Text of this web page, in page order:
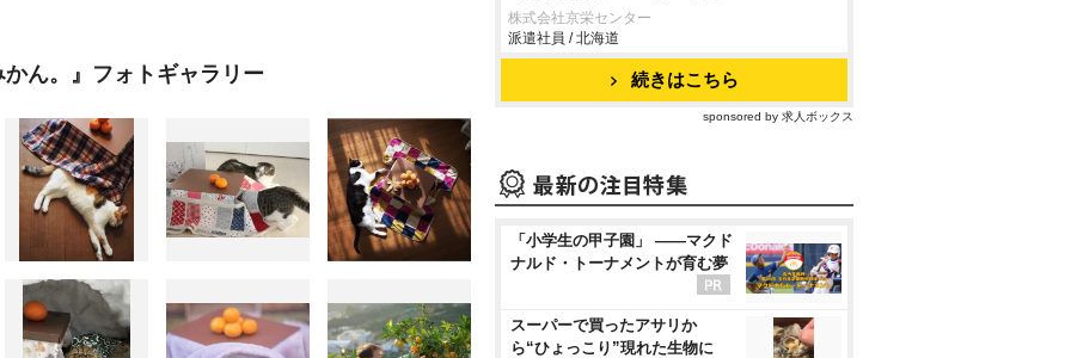
ん。』フォトギャラリー
株式会社京栄センター
派遣社員 / 北海道
続きはこちら
sponsored by 求人ボックス
「小学生の甲子園」 ――マクド
ナルド・トーナメントが育む夢
スーパーで買ったアサリか
ら“ひょっこり”現れた生物に